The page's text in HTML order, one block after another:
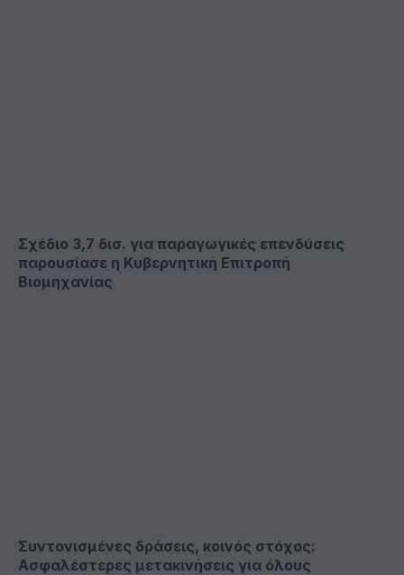
Σχέδιο 3,7 δισ. για παραγωγικές επενδύσεις
παρουσίασε η Κυβερνητική Επιτροπή
Βιομηχανίας
Συντονισμένες δράσεις, κοινός στόχος:
Ασφαλέστερες μετακινήσεις για όλους